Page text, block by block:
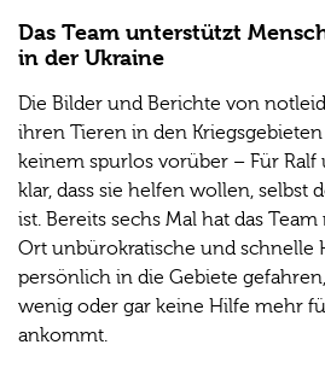
Das Team unterstützt
in der Ukraine
Die Bilder und Berichte von
ihren Tieren in den
keinem spurlos vorüber – Für Ralf
klar, dass sie helfen wollen, selbst
ist. Bereits sechs Mal hat das
Ort unbürokratische und schnelle
persönlich in die Gebiete
wenig oder gar keine Hilfe mehr
ankommt.